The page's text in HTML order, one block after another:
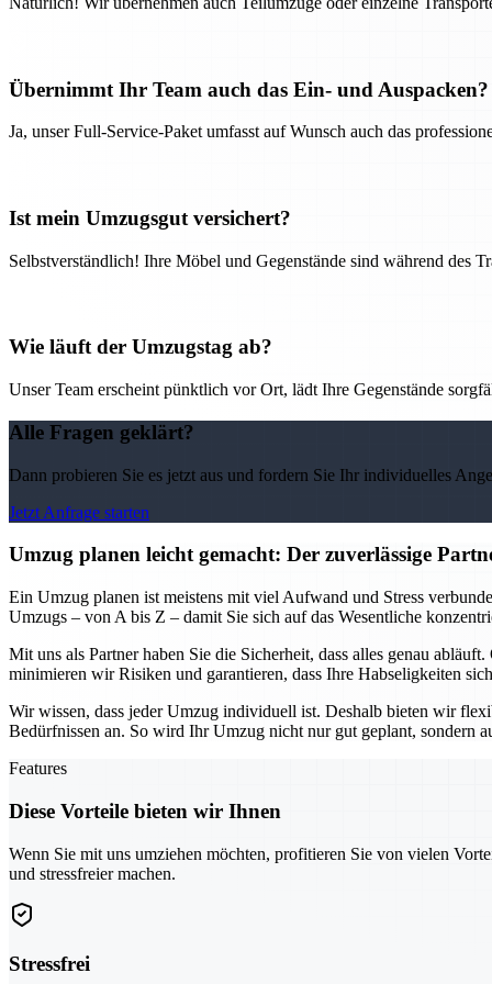
Übernimmt Ihr Team auch das Ein- und Auspacken?
Ja, unser Full-Service-Paket umfasst auf Wunsch auch das
Ist mein Umzugsgut versichert?
Selbstverständlich! Ihre Möbel und Gegenstände sind während des
Wie läuft der Umzugstag ab?
Unser Team erscheint pünktlich vor Ort, lädt Ihre Gegenstände
Alle Fragen geklärt?
Dann probieren Sie es jetzt aus und fordern Sie Ihr individuelles
Jetzt Anfrage starten
Umzug planen leicht gemacht: Der zuverlässige
Ein Umzug planen ist meistens mit viel Aufwand und Stress
Umzugs – von A bis Z – damit Sie sich auf das Wesentliche
Mit uns als Partner haben Sie die Sicherheit, dass alles genau
minimieren wir Risiken und garantieren, dass Ihre Habseligkeiten
Wir wissen, dass jeder Umzug individuell ist. Deshalb bieten wir
Bedürfnissen an. So wird Ihr Umzug nicht nur gut geplant, sondern
Features
Diese Vorteile bieten wir Ihnen
Wenn Sie mit uns umziehen möchten, profitieren Sie von vielen
und stressfreier machen.
Stressfrei